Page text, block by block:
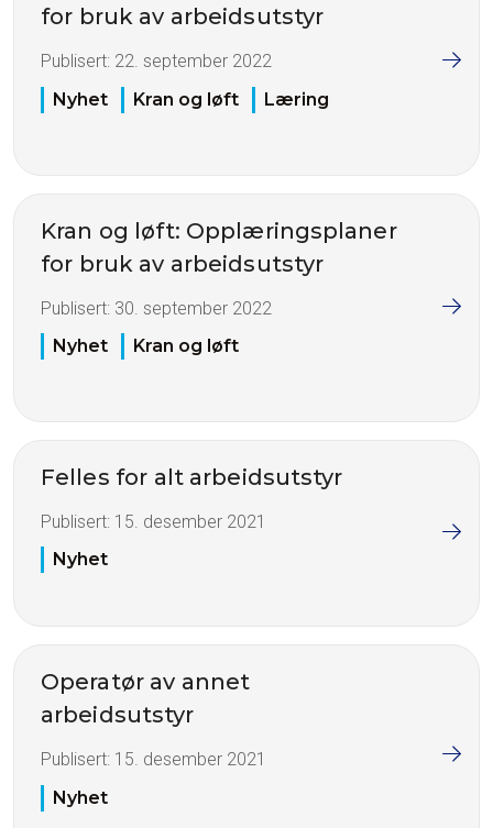
for bruk av arbeidsutstyr
Publisert: 22. september 2022
Nyhet
Kran og løft Læring
Kran og løft: Opplæringsplaner
for bruk av arbeidsutstyr
Publisert: 30. september 2022
Nyhet
Kran og løft
Felles for alt arbeidsutstyr
Publisert: 15. desember 2021
Nyhet
Operatør av annet
arbeidsutstyr
Publisert: 15. desember 2021
Nyhet